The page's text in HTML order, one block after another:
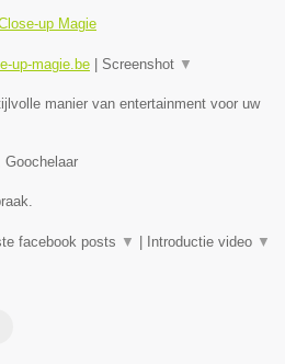
up Magie
up-magie.be Screenshot ▼
manier van entertainment voor uw
Goochelaar
facebook posts ▼ Introductie video ▼